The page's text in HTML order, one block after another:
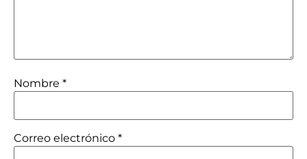
Nombre *
Correo electrónico *